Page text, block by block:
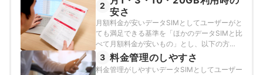
月14～15日・6月11・16日に記録した実測値
の情報をもとに評価しています。
2
安さ
月額料金が安いデータSIMとしてユーザーがと
ても満足できる基準を「ほかのデータSIMと比
べて月額料金が安いもの」とし、以下の方法
で検証を行いました。2026年7月2日時点の情
報をもとに検証を行っています。
3 料金管理のしやすさ
料金管理がしやすいデータSIMとしてユーザー